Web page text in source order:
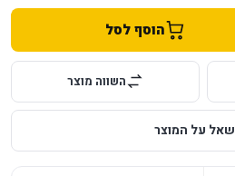
הוסף לסל
השווה מוצר
שאל על המוצר